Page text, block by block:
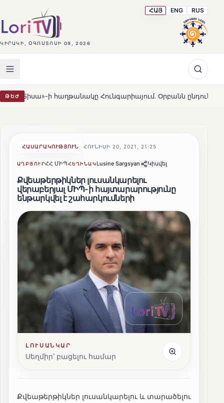
ԿԻՐԱԿԻ, ՕԳՈՍՏՈՍԻ 09, 2026
ՀԱՅ ENG RUS
ԹԵԺ Հունգարիայում․ Օրբանն ընդունեց պարտությունը
ՀԱՍԱՐԱԿՈՒԹՅՈՒՆ ՀՈՒՆԻՍԻ 20, 2021, 21:25
ԱՂԲՅՈՒՐՀՀ ՄԻՊՀԵՂԻՆԱԿLusine Sargsyan Կիսվել
Քվեաթերթիկներ լուսանկարելու
վերաբերյալ ՄԻՊ-ի հայտարարությունը
ենթարկվել է շահարկումների
ԼՈՒՍԱՆԿԱՐ
Սեղմիր՝ բացելու համար
Քվեաթերթիկներ լուսանկարելու և տարածելու